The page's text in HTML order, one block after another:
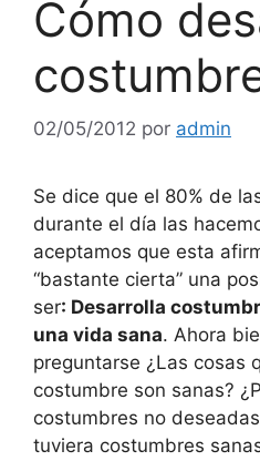
Cómo
02/05/2012 por admin
Se dice que el 80% de
durante el día las
aceptamos que esta
“bastante cierta” una
ser: Desarrolla
una vida sana. Ahora
preguntarse ¿Las cosas
costumbre son sanas?
costumbres no
tuviera costumbres